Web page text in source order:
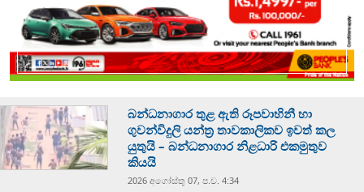
බන්ධනාගාර තුළ ඇති රූපවාහිනී හා
ගුවන්විදුලි යන්ත්‍ර තාවකාලිකව ඉවත් කල
යුතුයි – බන්ධනාගාර නිළධාරි එකමුතුව
කියයි
2026 අගෝස්‍තු 07, ප.ව. 4:34